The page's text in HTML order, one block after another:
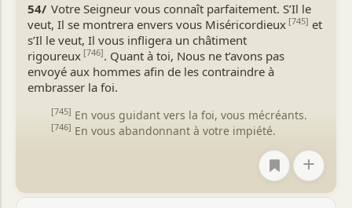
54/ Votre Seigneur vous connaît parfaitement. S’Il le
veut, Il se montrera envers vous Miséricordieux [745] et
s’Il le veut, Il vous infligera un châtiment
rigoureux [746]. Quant à toi, Nous ne t’avons pas
envoyé aux hommes afin de les contraindre à
embrasser la foi.
[745] En vous guidant vers la foi, vous mécréants.
[746] En vous abandonnant à votre impiété.
+